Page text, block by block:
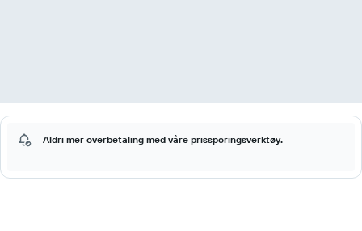
Aldri mer overbetaling med våre prissporingsverktøy.